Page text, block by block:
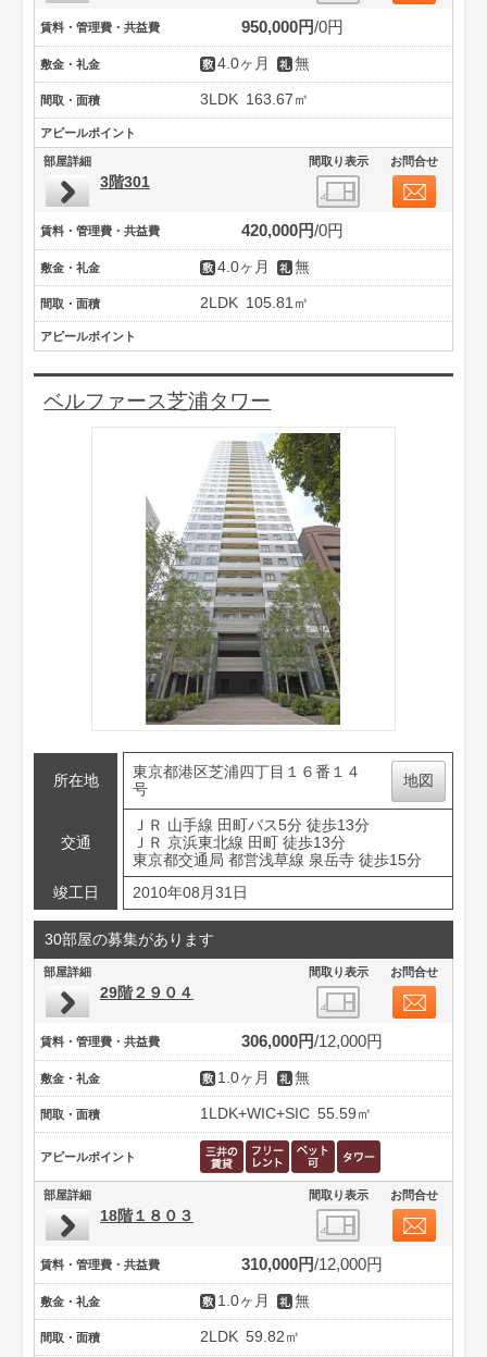
賃料・管理費・共益費 950,000円 0円
敷金・礼金 4.0ヶ月 無
間取・面積 3LDK 163.67㎡
アピールポイント
部屋詳細 間取り表示 お問合せ
3階301
賃料・管理費・共益費 420,000円 0円
敷金・礼金 4.0ヶ月 無
間取・面積 2LDK 105.81㎡
アピールポイント
ベルファース芝浦タワー
所在地
東京都港区芝浦四丁目１６番１４
号
地図
交通
ＪＲ 山手線 田町バス5分 徒歩13分
ＪＲ 京浜東北線 田町 徒歩13分
東京都交通局 都営浅草線 泉岳寺 徒歩15分
竣工日
2010年08月31日
30部屋の募集があります
部屋詳細 間取り表示 お問合せ
29階２９０４
賃料・管理費・共益費 306,000円 12,000円
敷金・礼金 1.0ヶ月 無
間取・面積 1LDK+WIC+SIC 55.59㎡
アピールポイント
部屋詳細 間取り表示 お問合せ
18階１８０３
賃料・管理費・共益費 310,000円 12,000円
敷金・礼金 1.0ヶ月 無
間取・面積 2LDK 59.82㎡